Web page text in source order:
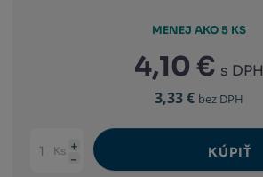
4,10 € s DPH
3,33 € bez DPH
MENEJ AKO 5 KS
Změnit
Navýšit
Snížit
Ks KÚPIŤ